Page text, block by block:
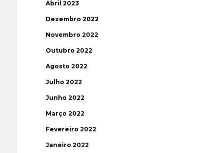
Abril 2023
Dezembro 2022
Novembro 2022
Outubro 2022
Agosto 2022
Julho 2022
Junho 2022
Março 2022
Fevereiro 2022
Janeiro 2022